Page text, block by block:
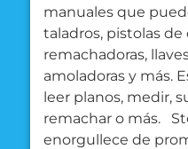
manuales que
taladros, pistolas de
remachadoras,
amoladoras y más.
leer planos, medir,
remachar o más.
enorgullece de